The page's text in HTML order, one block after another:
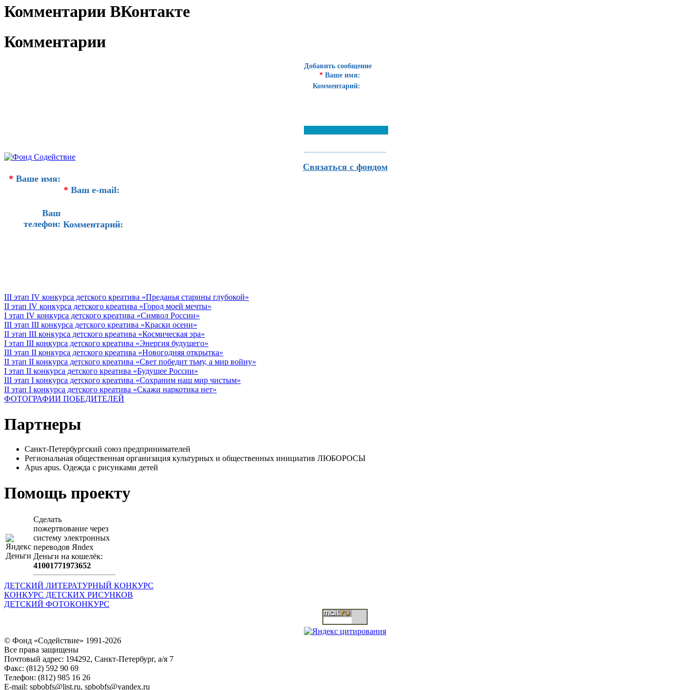
Комментарии ВКонтакте
Комментарии
Добавить сообщение
* Ваше имя:
Комментарий:
Связаться с фондом
* Ваше имя:
* Ваш e-mail:
Ваш
телефон: Комментарий:
III этап IV конкурса детского креатива «Преданья старины глубокой»
II этап IV конкурса детского креатива «Город моей мечты»
I этап IV конкурса детского креатива «Символ России»
III этап III конкурса детского креатива «Краски осени»
II этап III конкурса детского креатива «Космическая эра»
I этап III конкурса детского креатива «Энергия будущего»
III этап II конкурса детского креатива «Новогодняя открытка»
II этап II конкурса детского креатива «Свет победит тьму, а мир войну»
I этап II конкурса детского креатива «Будущее России»
III этап I конкурса детского креатива «Сохраним наш мир чистым»
II этап I конкурса детского креатива «Скажи наркотика нет»
ФОТОГРАФИИ ПОБЕДИТЕЛЕЙ
Партнеры
Санкт-Петербургский союз предпринимателей
Региональная общественная организация культурных и общественных инициатив ЛЮБОРОСЫ
Apus apus. Одежда с рисунками детей
Помощь проекту
Сделать
пожертвование через
систeму элeктронных
пeрeводов Яndex
Деньги на кошeлёк:
41001771973652
ДЕТСКИЙ ЛИТЕРАТУРНЫЙ КОНКУРС
КОНКУРС ДЕТСКИХ РИСУНКОВ
ДЕТСКИЙ ФОТОКОНКУРС
© Фонд «Содействие» 1991-2026
Все права защищены
Почтовый адрес: 194292, Санкт-Петербург, а/я 7
Факс: (812) 592 90 69
Телефон: (812) 985 16 26
E-mail: spbobfs@list.ru, spbobfs@yandex.ru